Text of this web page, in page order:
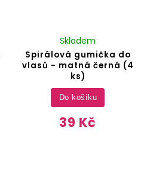
Spirálová gumička do
vlasů - matná černá (4
ks)
Skladem
39 Kč
Do košíku